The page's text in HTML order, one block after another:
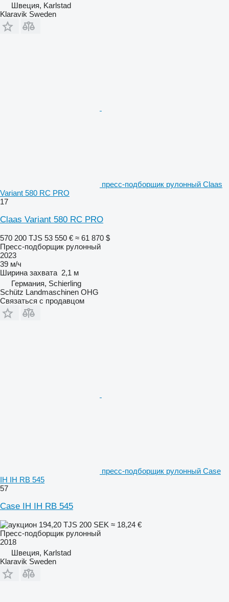
Швеция, Karlstad
Klaravik Sweden
пресс-подборщик рулонный Claas
Variant 580 RC PRO
17
Claas Variant 580 RC PRO
570 200 TJS 53 550 € ≈ 61 870 $
Пресс-подборщик рулонный
2023
39 м/ч
Ширина захвата 2,1 м
Германия, Schierling
Schütz Landmaschinen OHG
Связаться с продавцом
пресс-подборщик рулонный Case
IH IH RB 545
57
Case IH IH RB 545
194,20 TJS 200 SEK ≈ 18,24 €
Пресс-подборщик рулонный
2018
Швеция, Karlstad
Klaravik Sweden